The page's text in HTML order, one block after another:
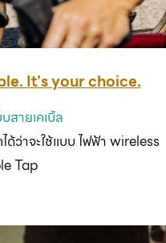
It’s your choice.
ายเคเบิ้ล
ด้ว่าจะใช้แบบ ไฟฟ้า wireless
Tap